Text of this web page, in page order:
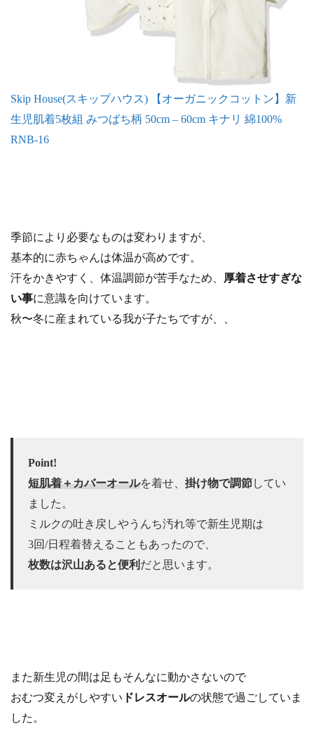
Skip House(スキップハウス) 【オーガニックコットン】新
生児肌着5枚組 みつばち柄 50cm – 60cm キナリ 綿100%
RNB-16
季節により必要なものは変わりますが、
基本的に赤ちゃんは体温が高めです。
汗をかきやすく、体温調節が苦手なため、 厚着させすぎな
い事に意識を向けています。
秋〜冬に産まれている我が子たちですが、、
Point!
短肌着＋カバーオールを着せ、 掛け物で調節してい
ました。
ミルクの吐き戻しやうんち汚れ等で新生児期は
3回/日程着替えることもあったので、
枚数は沢山あると便利 だと思います。
また新生児の間は足もそんなに動かさないので
おむつ変えがしやすい ドレスオールの状態で過ごしていま
した。